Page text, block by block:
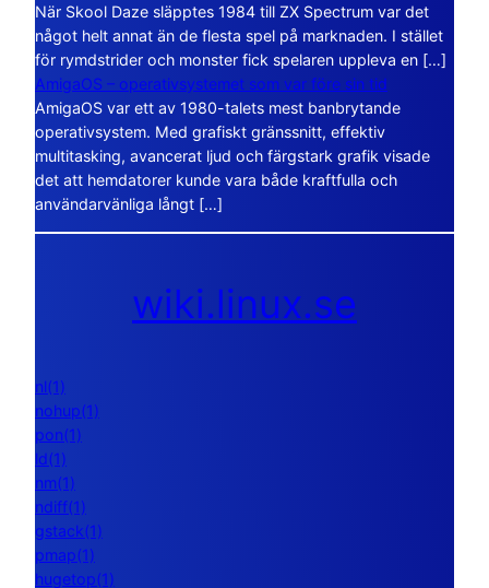
När Skool Daze släpptes 1984 till ZX Spectrum var det
något helt annat än de flesta spel på marknaden. I stället
för rymdstrider och monster fick spelaren uppleva en […]
AmigaOS – operativsystemet som var före sin tid
AmigaOS var ett av 1980-talets mest banbrytande
operativsystem. Med grafiskt gränssnitt, effektiv
multitasking, avancerat ljud och färgstark grafik visade
det att hemdatorer kunde vara både kraftfulla och
användarvänliga långt […]
wiki.linux.se
nl(1)
nohup(1)
pon(1)
ld(1)
nm(1)
ndiff(1)
gstack(1)
pmap(1)
hugetop(1)